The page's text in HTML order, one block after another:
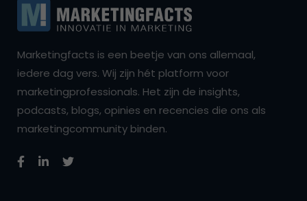
Marketingfacts is een beetje van ons allemaal,
iedere dag vers. Wij zijn hét platform voor
marketingprofessionals. Het zijn de insights,
podcasts, blogs, opinies en recencies die ons als
marketingcommunity binden.